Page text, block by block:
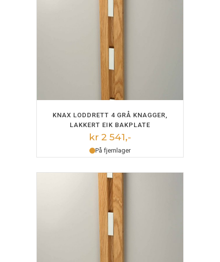
LEGG I HANDLEKURV
KNAX LODDRETT 4 GRÅ KNAGGER,
LAKKERT EIK BAKPLATE
kr 2 541,-
På fjernlager